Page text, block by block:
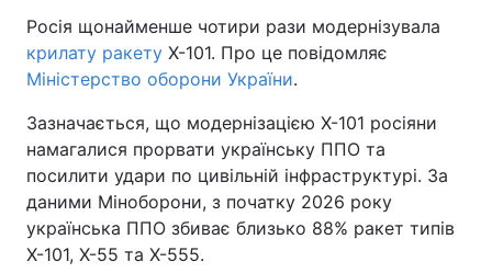
Україна Політика
Економіка Світ
Спорт Наука
Техно і зв'язок Лайт
Зброя Інциденти
Здоров'я
Росія щонайменше чотири рази модернізувала
крилату ракету Х-101. Про це повідомляє
Міністерство оборони України.
Зазначається, що модернізацією Х-101 росіяни
намагалися прорвати українську ППО та
посилити удари по цивільній інфраструктурі. За
даними Міноборони, з початку 2026 року
українська ППО збиває близько 88% ракет типів
Х-101, Х-55 та Х-555.